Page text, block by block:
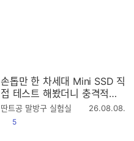
손톱만 한 차세대 Mini SSD 직
접 테스트 해봤더니 충격적인
결과
딴트공 말방구 실험실
작
26.08.08.
공감
5